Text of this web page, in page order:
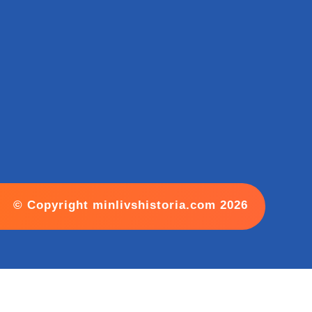
© Copyright minlivshistoria.com 2026